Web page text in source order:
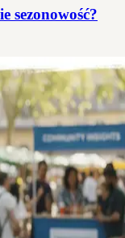
sezonowość?